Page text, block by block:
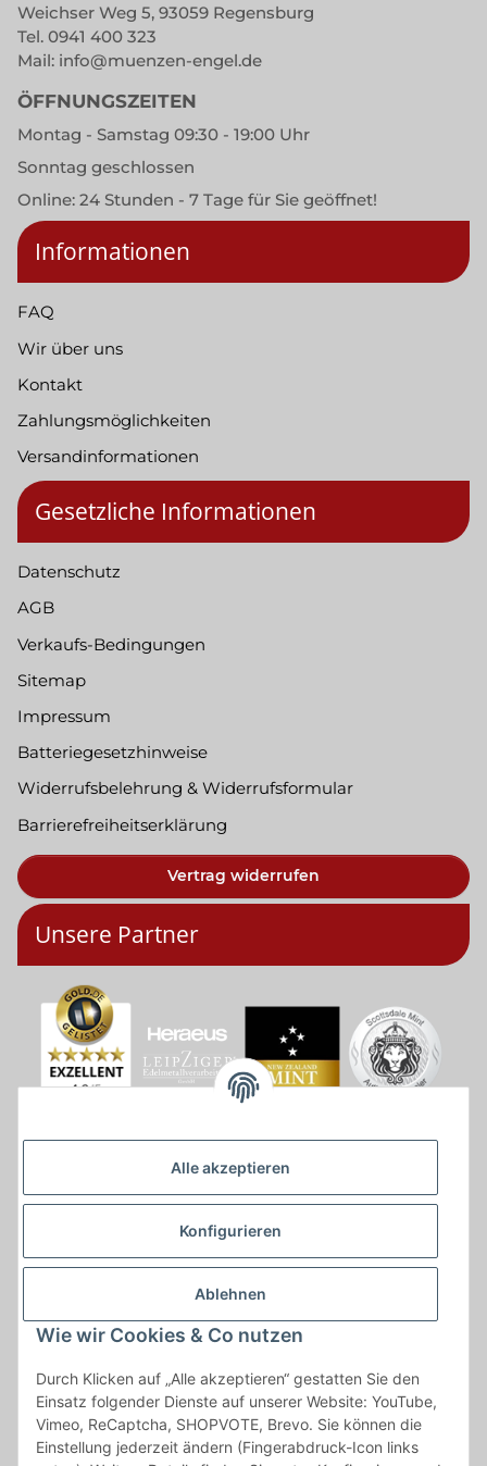
Alle akzeptieren
Konfigurieren
Ablehnen
Wie wir Cookies & Co nutzen
Durch Klicken auf „Alle akzeptieren“ gestatten Sie den
Einsatz folgender Dienste auf unserer Website: YouTube,
Vimeo, ReCaptcha, SHOPVOTE, Brevo. Sie können die
Einstellung jederzeit ändern (Fingerabdruck-Icon links
Weichser Weg 5, 93059 Regensburg
Tel. 0941 400 323
Mail: info@muenzen-engel.de
ÖFFNUNGSZEITEN
Montag - Samstag 09:30 - 19:00 Uhr
Sonntag geschlossen
Online: 24 Stunden - 7 Tage für Sie geöffnet!
Informationen
FAQ
Wir über uns
Kontakt
Zahlungsmöglichkeiten
Versandinformationen
Gesetzliche Informationen
Datenschutz
AGB
Verkaufs-Bedingungen
Sitemap
Impressum
Batteriegesetzhinweise
Widerrufsbelehrung & Widerrufsformular
Barrierefreiheitserklärung
Vertrag widerrufen
Unsere Partner
* * Lieferzeiten gelten ab Zahlungseingang und innerhalb
Deutschland.Irrtümer vorbehalten. Angaben zur
Auflagenhöhe, Durchmesser, etc. werden nicht garantiert. Der
Kaufvertrag bleibt davon unbetroffen. Alle angegebenen Preise